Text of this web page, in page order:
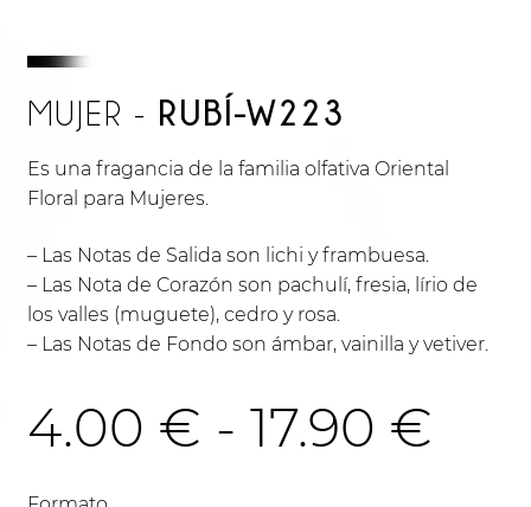
MUJER - RUBÍ-W223
Es una fragancia de la familia olfativa Oriental
Floral para Mujeres.
– Las Notas de Salida son lichi y frambuesa.
– Las Nota de Corazón son pachulí, fresia, lírio de
los valles (muguete), cedro y rosa.
– Las Notas de Fondo son ámbar, vainilla y vetiver.
4.00 € - 17.90 €